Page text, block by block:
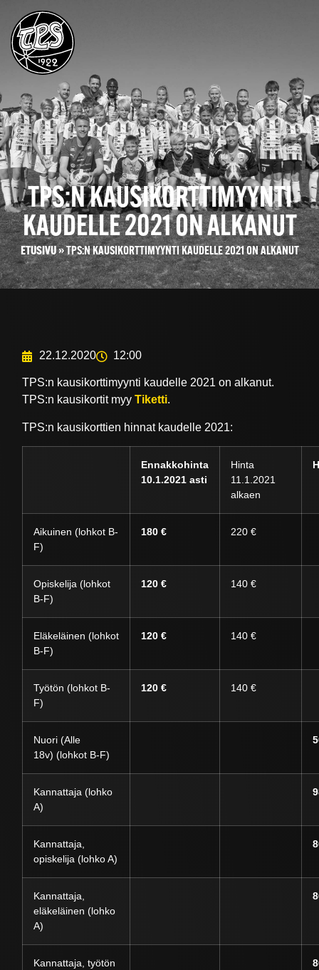
TPS:N KAUSIKORTTIMYYNTI
KAUDELLE 2021 ON ALKANUT
ETUSIVU»TPS:N KAUSIKORTTIMYYNTI KAUDELLE 2021 ON ALKANUT
22.12.2020 12:00
TPS:n kausikorttimyynti kaudelle 2021 on alkanut.
TPS:n kausikortit myyTiketti.
TPS:n kausikorttien hinnat kaudelle 2021:
Ennakkohinta
10.1.2021 asti
Hinta
11.1.2021
alkaen
Aikuinen (lohkot B-
F)
180 € 220 €
Opiskelija (lohkot
B-F)
120 € 140 €
Eläkeläinen (lohkot
B-F)
120 € 140 €
Työtön (lohkot B-
F)
120 € 140 €
Nuori (Alle
18v) (lohkot B-F)
Kannattaja (lohko
A)
Kannattaja,
opiskelija (lohko A)
Kannattaja,
eläkeläinen (lohko
A)
Kannattaja, työtön